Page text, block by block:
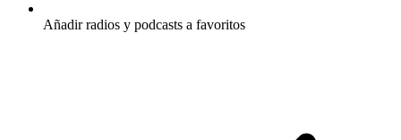
Añadir radios y podcasts a favoritos